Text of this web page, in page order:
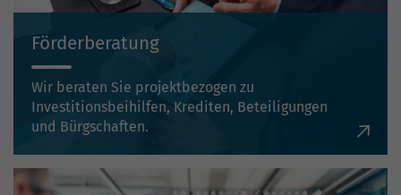
Förderberatung
Wir beraten Sie projektbezogen zu
Investitionsbeihilfen, Krediten, Beteiligungen
und Bürgschaften.